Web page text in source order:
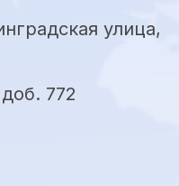
улица,
772